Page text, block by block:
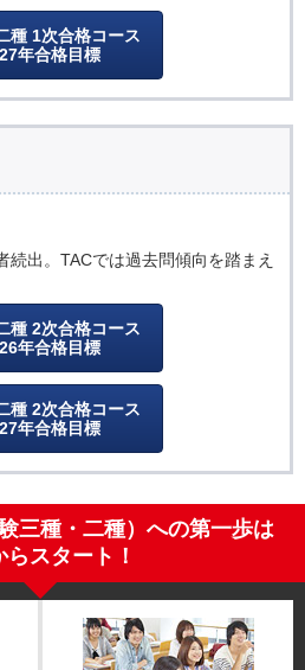
種 1次合格コース
年合格目標
続出。TACでは過去問傾向を踏まえ
種 2次合格コース
年合格目標
種 2次合格コース
年合格目標
三種・二種）への第一歩は
らスタート！